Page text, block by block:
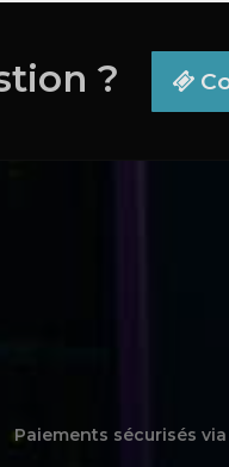
?
Paiements sécurisés via